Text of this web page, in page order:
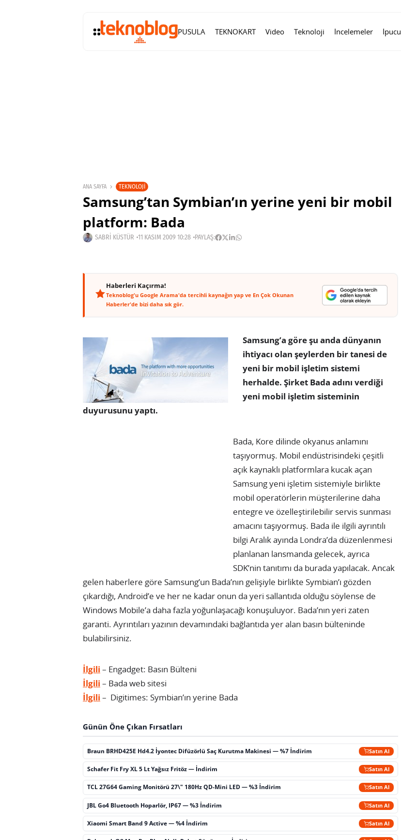
PUSULA TEKNOKART Video Teknoloji İncelemeler İpucu
ANA SAYFA TEKNOLOJI
Samsung’tan Symbian’ın yerine yeni bir mobil
platform: Bada
SABRI KÜSTÜR 11 KASIM 2009 10:28 PAYLAŞ:
Haberleri Kaçırma!
Teknoblog'u Google Arama'da tercihli kaynağın yap ve En Çok Okunan
Haberler'de bizi daha sık gör.
Samsung’a göre şu anda dünyanın
ihtiyacı olan şeylerden bir tanesi de
yeni bir mobil işletim sistemi
herhalde. Şirket Bada adını verdiği
yeni mobil işletim sisteminin
duyurusunu yaptı.
Bada, Kore dilinde okyanus anlamını
taşıyormuş. Mobil endüstrisindeki çeşitli
açık kaynaklı platformlara kucak açan
Samsung yeni işletim sistemiyle birlikte
mobil operatörlerin müşterilerine daha
entegre ve özelleştirilebilir servis sunması
amacını taşıyormuş. Bada ile ilgili ayrıntılı
bilgi Aralık ayında Londra’da düzenlenmesi
planlanan lansmanda gelecek, ayrıca
SDK’nin tanıtımı da burada yapılacak. Ancak
gelen haberlere göre Samsung’un Bada’nın gelişiyle birlikte Symbian’ı gözden
çıkardığı, Android’e ve her ne kadar onun da yeri sallantıda olduğu söylense de
Windows Mobile’a daha fazla yoğunlaşacağı konuşuluyor. Bada’nın yeri zaten
garanti. Ayrıntıları yazının devamındaki bağlantıda yer alan basın bülteninde
bulabilirsiniz.
İlgili – Engadget: Basın Bülteni
İlgili – Bada web sitesi
İlgili – Digitimes: Symbian’ın yerine Bada
Günün Öne Çıkan Fırsatları
Braun BRHD425E Hd4.2 İyontec Difüzörlü Saç Kurutma Makinesi — %7 İndirim Satın Al
Schafer Fit Fry XL 5 Lt Yağsız Fritöz — İndirim Satın Al
TCL 27G64 Gaming Monitörü 27\" 180Hz QD-Mini LED — %3 İndirim Satın Al
JBL Go4 Bluetooth Hoparlör, IP67 — %3 İndirim Satın Al
Xiaomi Smart Band 9 Active — %4 İndirim Satın Al